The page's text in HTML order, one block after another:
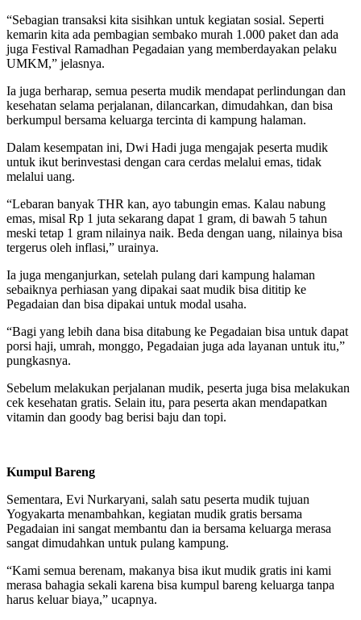
“Sebagian transaksi kita sisihkan untuk kegiatan sosial. Seperti
kemarin kita ada pembagian sembako murah 1.000 paket dan ada
juga Festival Ramadhan Pegadaian yang memberdayakan pelaku
UMKM,” jelasnya.
Ia juga berharap, semua peserta mudik mendapat perlindungan dan
kesehatan selama perjalanan, dilancarkan, dimudahkan, dan bisa
berkumpul bersama keluarga tercinta di kampung halaman.
Dalam kesempatan ini, Dwi Hadi juga mengajak peserta mudik
untuk ikut berinvestasi dengan cara cerdas melalui emas, tidak
melalui uang.
“Lebaran banyak THR kan, ayo tabungin emas. Kalau nabung
emas, misal Rp 1 juta sekarang dapat 1 gram, di bawah 5 tahun
meski tetap 1 gram nilainya naik. Beda dengan uang, nilainya bisa
tergerus oleh inflasi,” urainya.
Ia juga menganjurkan, setelah pulang dari kampung halaman
sebaiknya perhiasan yang dipakai saat mudik bisa dititip ke
Pegadaian dan bisa dipakai untuk modal usaha.
“Bagi yang lebih dana bisa ditabung ke Pegadaian bisa untuk dapat
porsi haji, umrah, monggo, Pegadaian juga ada layanan untuk itu,”
pungkasnya.
Sebelum melakukan perjalanan mudik, peserta juga bisa melakukan
cek kesehatan gratis. Selain itu, para peserta akan mendapatkan
vitamin dan goody bag berisi baju dan topi.
Kumpul Bareng
Sementara, Evi Nurkaryani, salah satu peserta mudik tujuan
Yogyakarta menambahkan, kegiatan mudik gratis bersama
Pegadaian ini sangat membantu dan ia bersama keluarga merasa
sangat dimudahkan untuk pulang kampung.
“Kami semua berenam, makanya bisa ikut mudik gratis ini kami
merasa bahagia sekali karena bisa kumpul bareng keluarga tanpa
harus keluar biaya,” ucapnya.